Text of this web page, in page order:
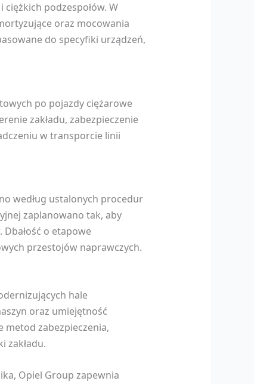
podzespołów. W
oraz mocowania
do specyfiki urządzeń,
po pojazdy ciężarowe
zakładu, zabezpieczenie
w transporcie linii
według ustalonych procedur
zaplanowano tak, aby
o etapowe
przestojów naprawczych.
hale
oraz umiejętność
metod zabezpieczenia,
zakładu.
Opiel Group zapewnia